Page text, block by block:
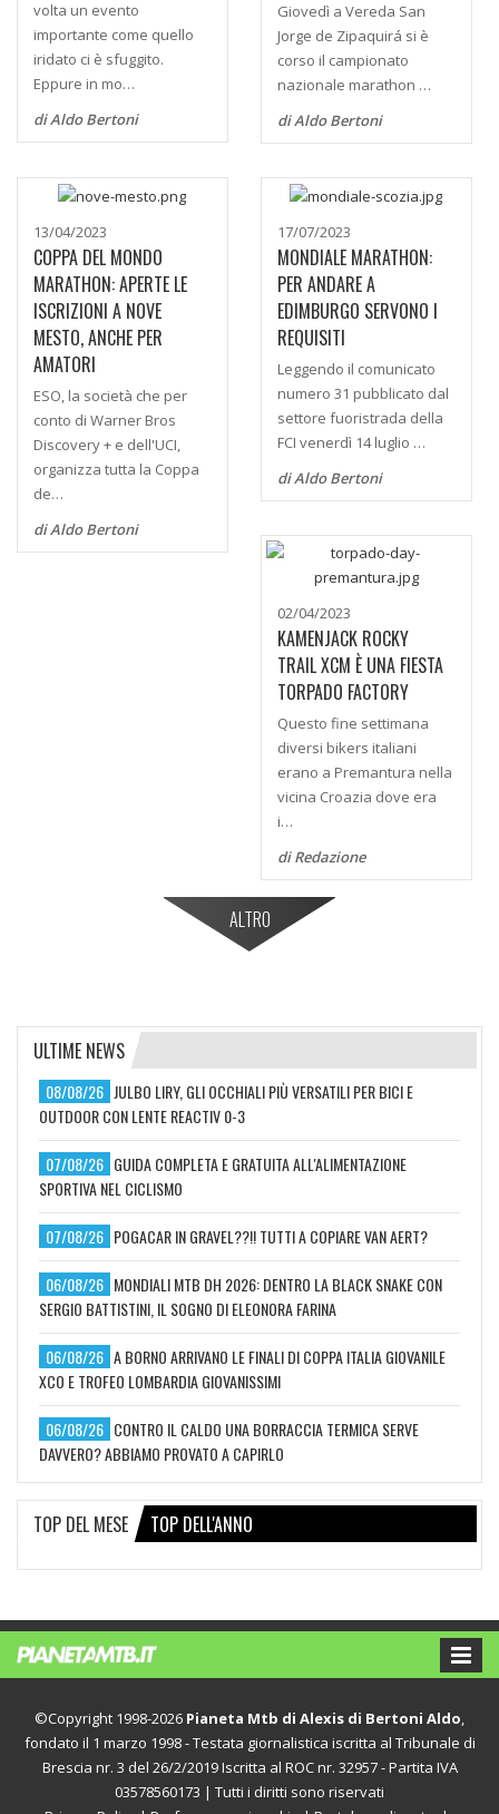
volta un evento
importante come quello
iridato ci è sfuggito.
Eppure in mo…
di Aldo Bertoni
Giovedì a Vereda San
Jorge de Zipaquirá si è
corso il campionato
nazionale marathon …
di Aldo Bertoni
17/07/2023
MONDIALE MARATHON:
PER ANDARE A
EDIMBURGO SERVONO I
REQUISITI
Leggendo il comunicato
numero 31 pubblicato dal
settore fuoristrada della
FCI venerdì 14 luglio …
di Aldo Bertoni
13/04/2023
COPPA DEL MONDO
MARATHON: APERTE LE
ISCRIZIONI A NOVE
MESTO, ANCHE PER
AMATORI
ESO, la società che per
conto di Warner Bros
Discovery + e dell'UCI,
organizza tutta la Coppa
de…
di Aldo Bertoni
02/04/2023
KAMENJACK ROCKY
TRAIL XCM È UNA FIESTA
TORPADO FACTORY
Questo fine settimana
diversi bikers italiani
erano a Premantura nella
vicina Croazia dove era
i…
di Redazione
ALTRO
ULTIME NEWS
08/08/26 JULBO LIRY, GLI OCCHIALI PIÙ VERSATILI PER BICI E
OUTDOOR CON LENTE REACTIV 0-3
07/08/26 GUIDA COMPLETA E GRATUITA ALL'ALIMENTAZIONE
SPORTIVA NEL CICLISMO
07/08/26 POGACAR IN GRAVEL??!! TUTTI A COPIARE VAN AERT?
06/08/26 MONDIALI MTB DH 2026: DENTRO LA BLACK SNAKE CON
SERGIO BATTISTINI, IL SOGNO DI ELEONORA FARINA
06/08/26 A BORNO ARRIVANO LE FINALI DI COPPA ITALIA GIOVANILE
XCO E TROFEO LOMBARDIA GIOVANISSIMI
06/08/26 CONTRO IL CALDO UNA BORRACCIA TERMICA SERVE
DAVVERO? ABBIAMO PROVATO A CAPIRLO
TOP DEL MESE TOP DELL'ANNO
©Copyright 1998-2026 Pianeta Mtb di Alexis di Bertoni Aldo,
fondato il 1 marzo 1998 - Testata giornalistica iscritta al Tribunale di
Brescia nr. 3 del 26/2/2019 Iscritta al ROC nr. 32957 - Partita IVA
03578560173 | Tutti i diritti sono riservati